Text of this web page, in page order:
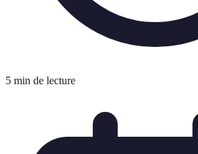
5 min de lecture